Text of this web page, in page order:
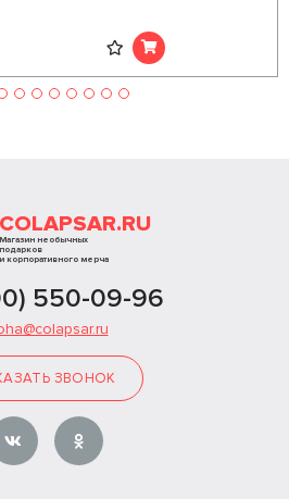
COLAPSAR.RU
Магазин необычных
подарков
и корпоративного мерча
550-09-96
ЗВОНОК